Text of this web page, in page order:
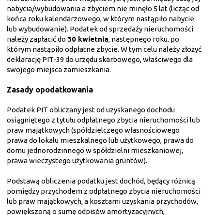
nabycia/wybudowania a zbyciem nie minęło 5 lat (licząc od
końca roku kalendarzowego, w którym nastąpiło nabycie
lub wybudowanie). Podatek od sprzedaży nieruchomości
należy zapłacić do 30 kwietnia, następnego roku, po
którym nastąpiło odpłatne zbycie. W tym celu należy złożyć
deklarację PIT-39 do urzędu skarbowego, właściwego dla
swojego miejsca zamieszkania.
Zasady opodatkowania
Podatek PIT obliczany jest od uzyskanego dochodu
osiągniętego z tytułu odpłatnego zbycia nieruchomości lub
praw majątkowych (spółdzielczego własnościowego
prawa do lokalu mieszkalnego lub użytkowego, prawa do
domu jednorodzinnego w spółdzielni mieszkaniowej,
prawa wieczystego użytkowania gruntów).
Podstawą obliczenia podatku jest dochód, będący różnicą
pomiędzy przychodem z odpłatnego zbycia nieruchomości
lub praw majątkowych, a kosztami uzyskania przychodów,
powiększoną o sumę odpisów amortyzacyjnych,